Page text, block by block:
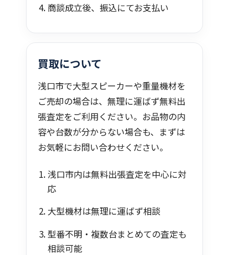
商談成立後、振込にてお支払い
買取について
浅口市で大型スピーカーや重量機材を
ご売却の場合は、無理に運ばず無料出
張査定をご利用ください。お品物の内
容や台数が分からない場合も、まずは
お気軽にお問い合わせください。
浅口市内は無料出張査定を中心に対
応
大型機材は無理に運ばず相談
型番不明・複数台まとめての査定も
相談可能